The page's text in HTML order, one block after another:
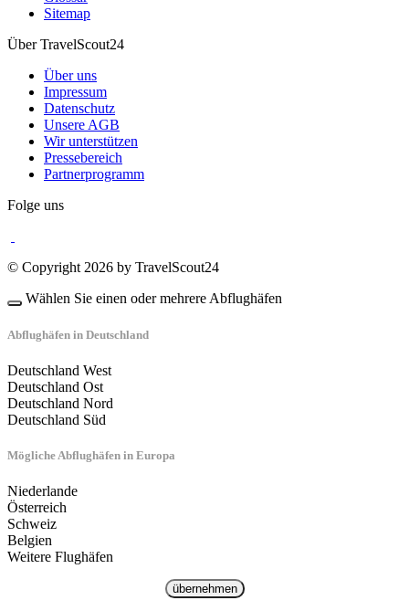
Sitemap
Über TravelScout24
Über uns
Impressum
Datenschutz
Unsere AGB
Wir unterstützen
Pressebereich
Partnerprogramm
Folge uns
© Copyright 2026 by TravelScout24
Wählen Sie einen oder mehrere Abflughäfen
Abflughäfen in Deutschland
Deutschland West
Deutschland Ost
Deutschland Nord
Deutschland Süd
Mögliche Abflughäfen in Europa
Niederlande
Österreich
Schweiz
Belgien
Weitere Flughäfen
übernehmen